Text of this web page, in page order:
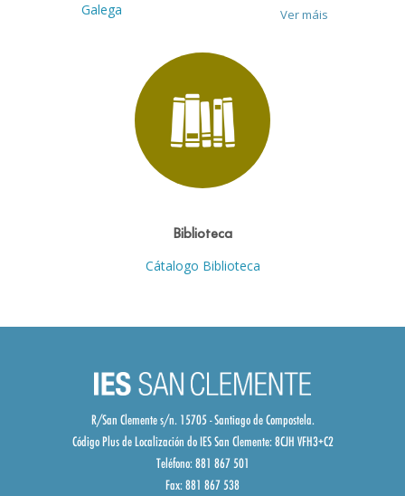
Galega
Ver máis
Biblioteca
Cátalogo Biblioteca
R/San Clemente s/n. 15705 - Santiago de Compostela.
Código Plus de Localización do IES San Clemente:8CJH VFH3+C2
Teléfono: 881 867 501
Fax: 881 867 538